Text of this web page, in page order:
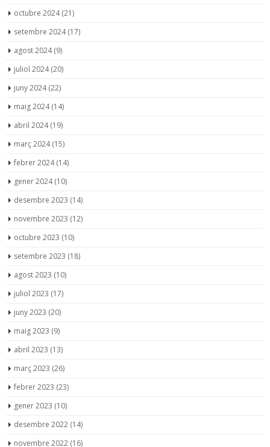
octubre 2024(21)
setembre 2024(17)
agost 2024(9)
juliol 2024(20)
juny 2024(22)
maig 2024(14)
abril 2024(19)
març 2024(15)
febrer 2024(14)
gener 2024(10)
desembre 2023 (14)
novembre 2023 (12)
octubre 2023 (10)
setembre 2023 (18)
agost 2023 (10)
juliol 2023 (17)
juny 2023 (20)
maig 2023 (9)
abril 2023 (13)
març 2023 (26)
febrer 2023 (23)
gener 2023 (10)
desembre 2022 (14)
novembre 2022 (16)